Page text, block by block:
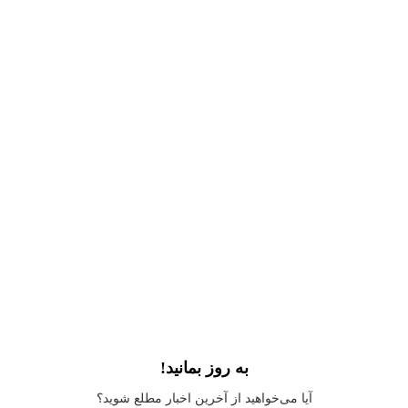
Application error: a client
-side exception has occurred while loading
به روز بمانید!
آیا می‌خواهید از آخرین اخبار مطلع شوید؟